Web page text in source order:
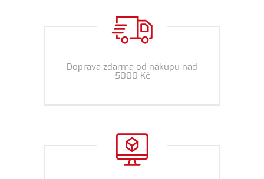
Doprava zdarma od nákupu nad
5000 Kč